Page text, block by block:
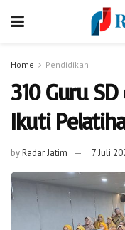
Home Pendidikan
310 Guru
Ikuti
byRadar Jatim 7 Juli